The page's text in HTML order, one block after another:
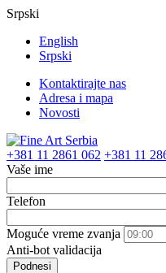
Srpski
English
Srpski
Kontaktirajte nas
Adresa i mapa
Novosti
+381 11 2861 062 +381 11
Vaše ime
Telefon
Moguće vreme zvanja
Anti-bot validacija
Podnesi